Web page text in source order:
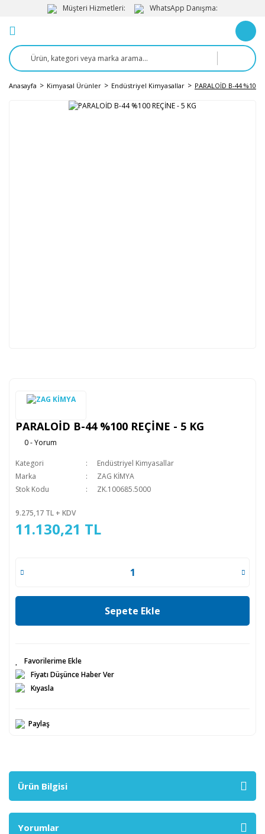
Müşteri Hizmetleri: WhatsApp Danışma:
Anasayfa Kimyasal Ürünler Endüstriyel Kimyasallar PARALOİD B-44 %100
PARALOİD B-44 %100 REÇİNE - 5 KG
0 - Yorum
Kategori
Endüstriyel Kimyasallar
Marka
ZAG KİMYA
Stok Kodu
ZK.100685.5000
9.275,17 TL + KDV
11.130,21 TL
Sepete Ekle
Fiyatı Düşünce Haber Ver
Kıyasla
Paylaş
Ürün Bilgisi
Yorumlar